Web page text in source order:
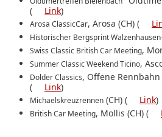
(
Link)
Arosa ClassicCar, Arosa (CH) (
Historischer Bergsprint
Swiss Classic British Car Meeting,
Summer Classic Weekend Ticino,
Dolder Classics, Offene
(
Link)
Michaelskreuzrennen (CH) ( Link)
British Car Meeting, Mollis (CH) (